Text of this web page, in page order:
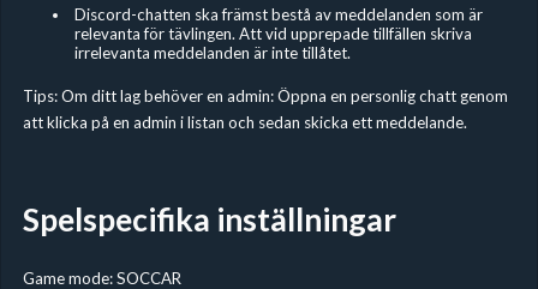
Discord-chatten ska främst bestå av meddelanden som är
relevanta för tävlingen. Att vid upprepade tillfällen skriva
irrelevanta meddelanden är inte tillåtet.
Tips: Om ditt lag behöver en admin: Öppna en personlig chatt genom
att klicka på en admin i listan och sedan skicka ett meddelande.
Spelspecifika inställningar
Game mode: SOCCAR